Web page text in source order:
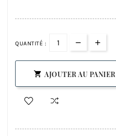
QUANTITÉ :
 AJOUTER AU PANIER